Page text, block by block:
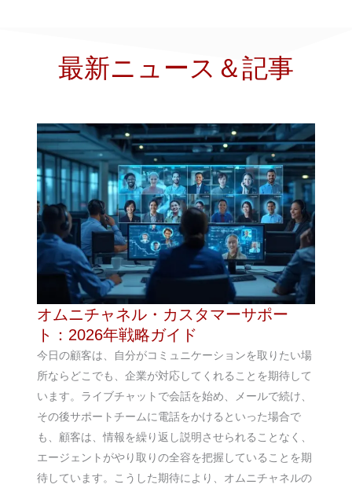
最新ニュース＆記事
オムニチャネル・カスタマーサポー
ト：2026年戦略ガイド
今日の顧客は、自分がコミュニケーションを取りたい場
所ならどこでも、企業が対応してくれることを期待して
います。ライブチャットで会話を始め、メールで続け、
その後サポートチームに電話をかけるといった場合で
も、顧客は、情報を繰り返し説明させられることなく、
エージェントがやり取りの全容を把握していることを期
待しています。こうした期待により、オムニチャネルの